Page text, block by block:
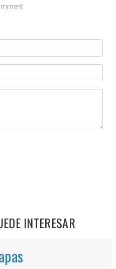
INTERESAR